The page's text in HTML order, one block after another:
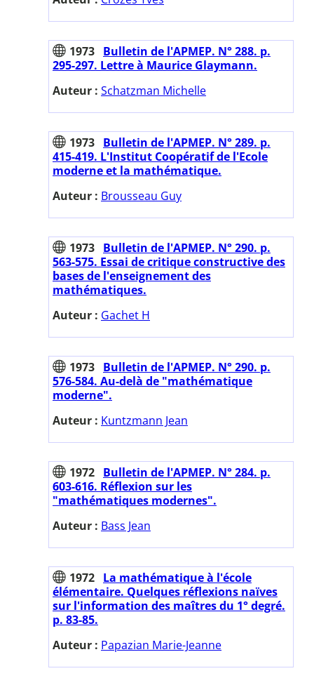
1973 Bulletin de l'APMEP. N° 288. p.
295-297. Lettre à Maurice Glaymann.
Auteur : Schatzman Michelle
1973 Bulletin de l'APMEP. N° 289. p.
415-419. L'Institut Coopératif de l'Ecole
moderne et la mathématique.
Auteur : Brousseau Guy
1973 Bulletin de l'APMEP. N° 290. p.
563-575. Essai de critique constructive des
bases de l'enseignement des
mathématiques.
Auteur : Gachet H
1973 Bulletin de l'APMEP. N° 290. p.
576-584. Au-delà de "mathématique
moderne".
Auteur : Kuntzmann Jean
1972 Bulletin de l'APMEP. N° 284. p.
603-616. Réflexion sur les
"mathématiques modernes".
Auteur : Bass Jean
1972 La mathématique à l'école
élémentaire. Quelques réflexions naïves
sur l'information des maîtres du 1° degré.
p. 83-85.
Auteur : Papazian Marie-Jeanne